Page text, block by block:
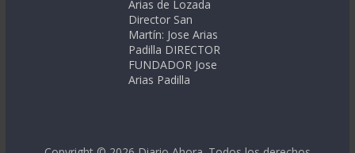
Arias de Lozada
Director San
Martín: Jose Arias
Padilla DIRECTOR
FUNDADOR Jose
Arias Padilla